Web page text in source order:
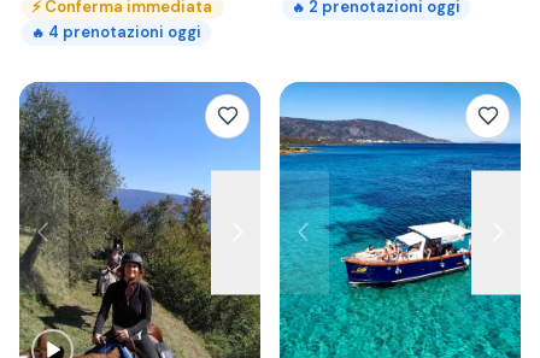
⚡Conferma immediata
🔥 4 prenotazioni oggi
🔥 2 prenotazioni oggi